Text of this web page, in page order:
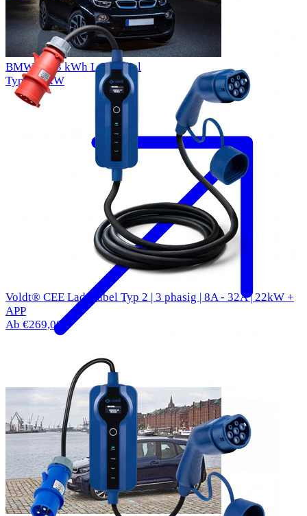
BMW i3 33 kWh Ladekabel
Typ 211kW
Voldt® CEE Ladekabel Typ 2 | 3 phasig | 8A - 32A | 22kW +
APP
Ab €269,00